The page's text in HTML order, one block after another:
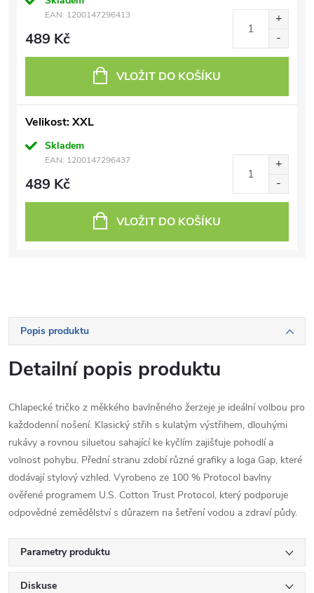
EAN: 1200147296413
489 Kč
VLOŽIT DO KOŠÍKU
Velikost: XXL
Skladem
EAN: 1200147296437
489 Kč
VLOŽIT DO KOŠÍKU
Popis produktu
Detailní popis produktu
Chlapecké tričko z měkkého bavlněného žerzeje je ideální volbou pro
každodenní nošení. Klasický střih s kulatým výstřihem, dlouhými
rukávy a rovnou siluetou sahající ke kyčlím zajišťuje pohodlí a
volnost pohybu. Přední stranu zdobí různé grafiky a loga Gap, které
dodávají stylový vzhled. Vyrobeno ze 100 % Protocol bavlny
ověřené programem U.S. Cotton Trust Protocol, který podporuje
odpovědné zemědělství s důrazem na šetření vodou a zdraví půdy.
Parametry produktu
Diskuse